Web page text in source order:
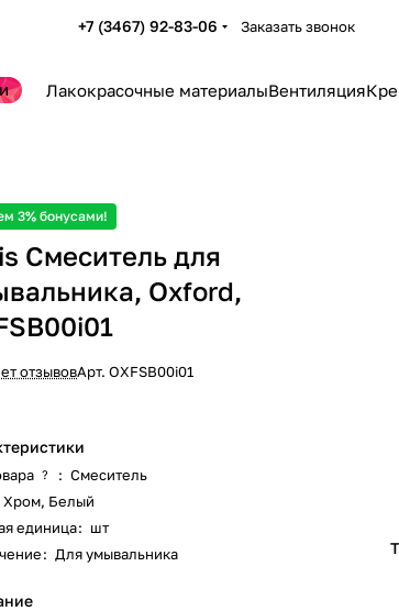
+7 (3467) 92-83-06 Заказать звонок
Лакокрасочные материалыВентиляция
3% бонусами!
Смеситель для
Oxford,
отзывовАрт.OXFSB00i01
? : Смеситель
Хром, Белый
единица: шт
: Для умывальника